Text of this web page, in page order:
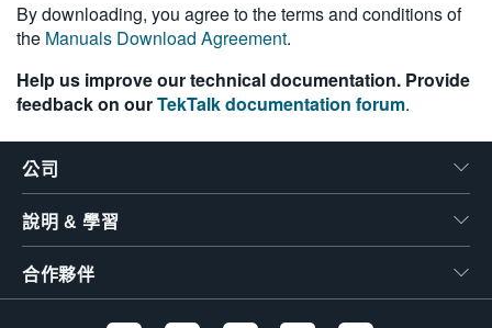
By downloading, you agree to the terms and conditions of
the Manuals Download Agreement.
Help us improve our technical documentation. Provide
feedback on ourTekTalk documentation forum.
公司
說明 & 學習
合作夥伴